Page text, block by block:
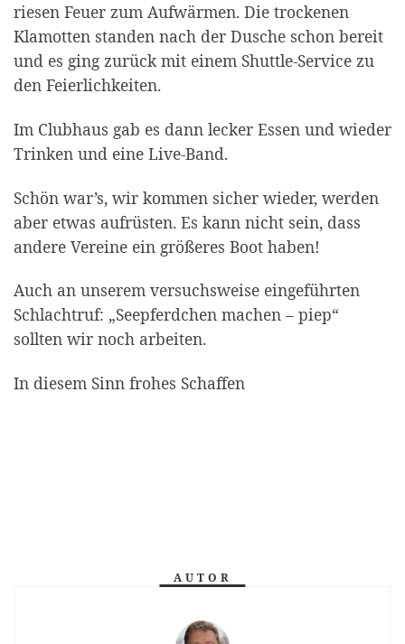
riesen Feuer zum Aufwärmen. Die trockenen
Klamotten standen nach der Dusche schon bereit
und es ging zurück mit einem Shuttle-Service zu
den Feierlichkeiten.
Im Clubhaus gab es dann lecker Essen und wieder
Trinken und eine Live-Band.
Schön war’s, wir kommen sicher wieder, werden
aber etwas aufrüsten. Es kann nicht sein, dass
andere Vereine ein größeres Boot haben!
Auch an unserem versuchsweise eingeführten
Schlachtruf: „Seepferdchen machen – piep“
sollten wir noch arbeiten.
In diesem Sinn frohes Schaffen
AUTOR